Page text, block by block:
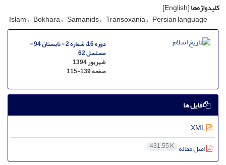
کلیدواژه‌ها[English]
Islam Bokhara Samanids Transoxania Persian language
دوره 16، شماره 2 - تابستان 94 -
مسلسل 62
شهریور 1394
صفحه115-139
فایل ها
اصل مقاله 431.55 K